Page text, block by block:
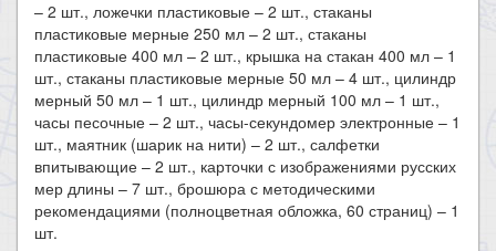
– 2 шт., ложечки пластиковые – 2 шт., стаканы
пластиковые мерные 250 мл – 2 шт., стаканы
пластиковые 400 мл – 2 шт., крышка на стакан 400 мл – 1
шт., стаканы пластиковые мерные 50 мл – 4 шт., цилиндр
мерный 50 мл – 1 шт., цилиндр мерный 100 мл – 1 шт.,
часы песочные – 2 шт., часы-секундомер электронные – 1
шт., маятник (шарик на нити) – 2 шт., салфетки
впитывающие – 2 шт., карточки с изображениями русских
мер длины – 7 шт., брошюра с методическими
рекомендациями (полноцветная обложка, 60 страниц) – 1
шт.